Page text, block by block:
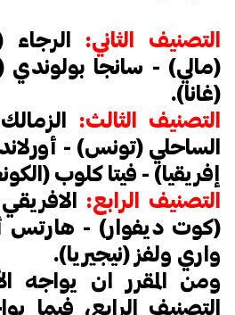
التصنيف الثاني: الرجاء
(مالي) - سانجا بولوندي
(غانا).
التصنيف الثالث:
الساحلي (تونس) -
إفريقيا) - فيتا كلوب
التصنيف الرابع:
(كوت ديفوار) - هارتس
واري ولفز (نيجيريا).
ومن المقرر ان يواجه
التصنيف الرابع، فيما